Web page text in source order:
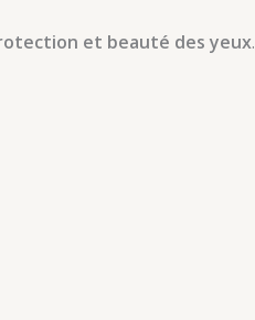
et beauté des yeux.